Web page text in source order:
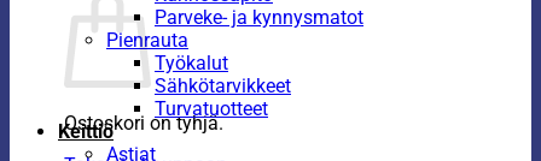
Ostoskori on tyhjä.
Parveke- ja kynnysmatot
Pienrauta
Työkalut
Sähkötarvikkeet
Turvatuotteet
Keittiö
Astiat